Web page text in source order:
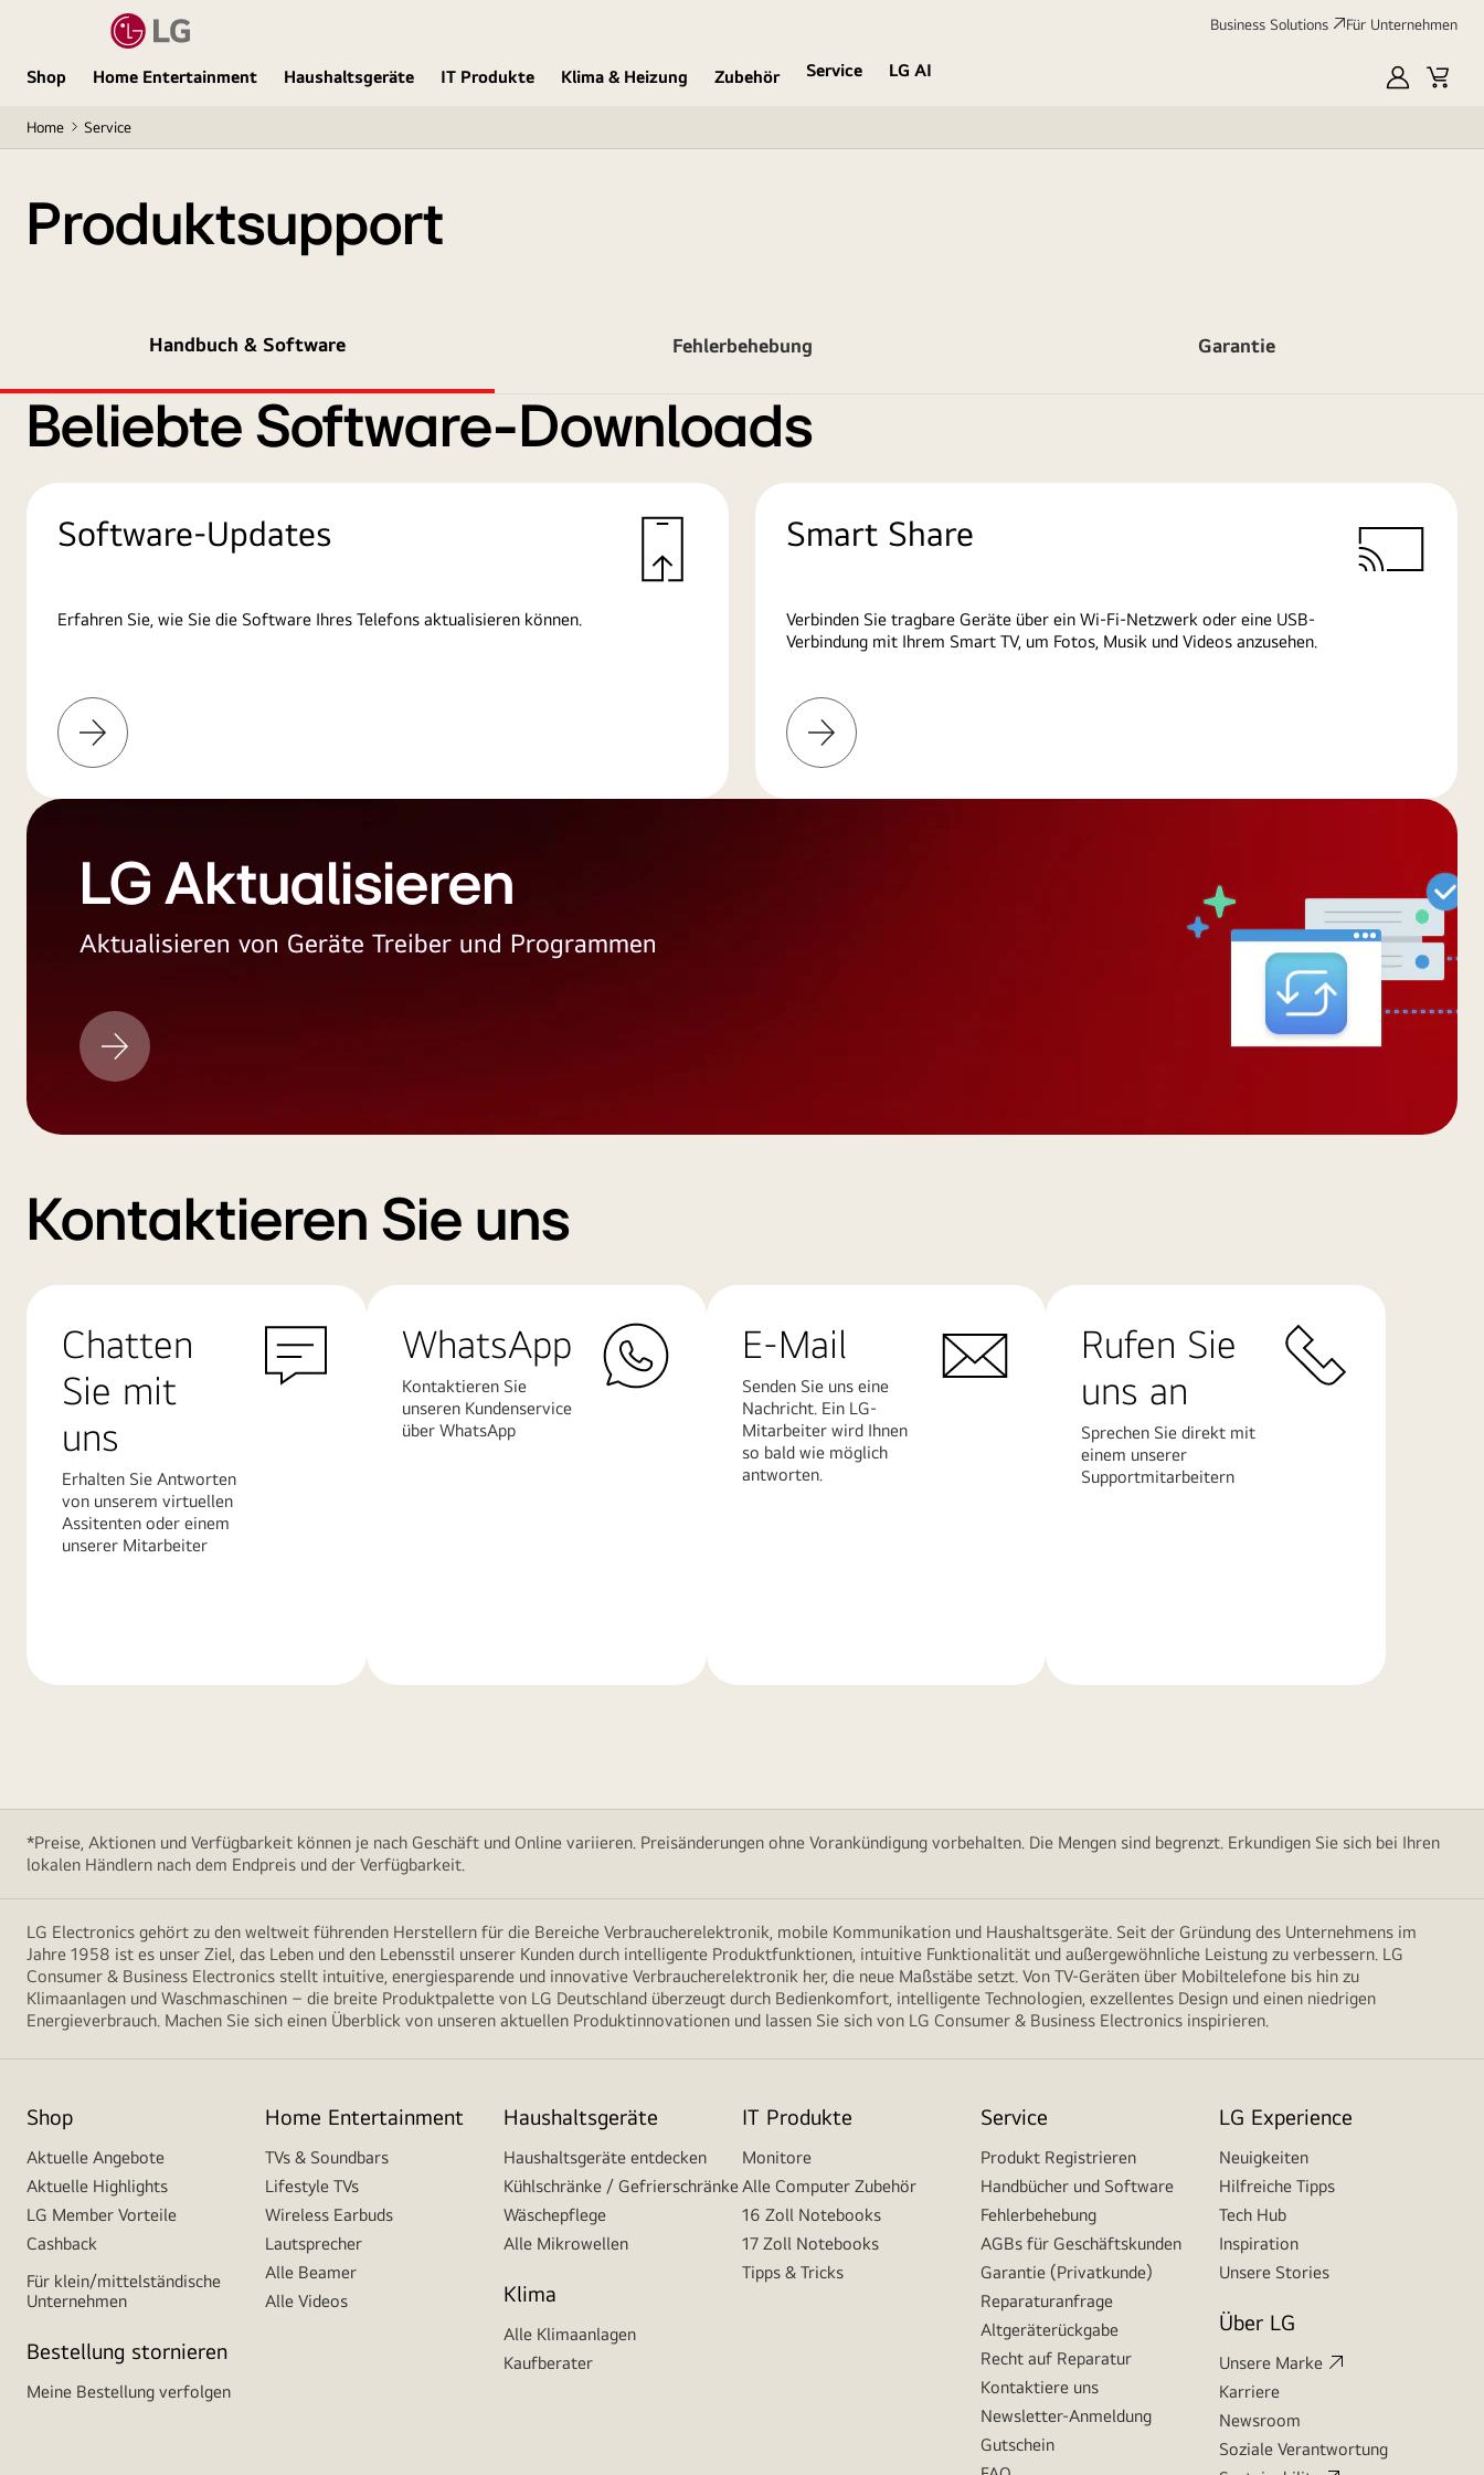
Business Solutions Für Unternehmen
Shop Home Entertainment Haushaltsgeräte IT Produkte Klima & Heizung Zubehör Service
LG AI
MyLGCart
Home Service
Produktsupport
Handbuch & Software Fehlerbehebung Garantie
Beliebte Software-Downloads
Software-Updates
Erfahren Sie, wie Sie die Software Ihres Telefons aktualisieren können.
Weitere
Informationen
Smart Share
Verbinden Sie tragbare Geräte über ein Wi-Fi-Netzwerk oder eine USB-
Verbindung mit Ihrem Smart TV, um Fotos, Musik und Videos anzusehen.
Weitere
Informationen
LG Aktualisieren
Aktualisieren von Geräte Treiber und Programmen
LG
Aktualisieren
Kontaktieren Sie uns
Chatten
Sie mit
uns
Erhalten Sie Antworten
von unserem virtuellen
Assitenten oder einem
unserer Mitarbeiter
WhatsApp
Kontaktieren Sie
unseren Kundenservice
über WhatsApp
E-Mail
Senden Sie uns eine
Nachricht. Ein LG-
Mitarbeiter wird Ihnen
so bald wie möglich
antworten.
Rufen Sie
uns an
Sprechen Sie direkt mit
einem unserer
Supportmitarbeitern
*Preise, Aktionen und Verfügbarkeit können je nach Geschäft und Online variieren. Preisänderungen ohne Vorankündigung vorbehalten. Die Mengen sind begrenzt. Erkundigen Sie sich bei Ihren
lokalen Händlern nach dem Endpreis und der Verfügbarkeit.
LG Electronics gehört zu den weltweit führenden Herstellern für die Bereiche Verbraucherelektronik, mobile Kommunikation und Haushaltsgeräte. Seit der Gründung des Unternehmens im
Jahre 1958 ist es unser Ziel, das Leben und den Lebensstil unserer Kunden durch intelligente Produktfunktionen, intuitive Funktionalität und außergewöhnliche Leistung zu verbessern. LG
Consumer & Business Electronics stellt intuitive, energiesparende und innovative Verbraucherelektronik her, die neue Maßstäbe setzt. Von TV-Geräten über Mobiltelefone bis hin zu
Klimaanlagen und Waschmaschinen – die breite Produktpalette von LG Deutschland überzeugt durch Bedienkomfort, intelligente Technologien, exzellentes Design und einen niedrigen
Energieverbrauch. Machen Sie sich einen Überblick von unseren aktuellen Produktinnovationen und lassen Sie sich von LG Consumer & Business Electronics inspirieren.
Shop
Aktuelle Angebote
Aktuelle Highlights
LG Member Vorteile
Cashback
Für klein/mittelständische
Unternehmen
Bestellung stornieren
Meine Bestellung verfolgen
Home Entertainment
TVs & Soundbars
Lifestyle TVs
Wireless Earbuds
Lautsprecher
Alle Beamer
Alle Videos
Haushaltsgeräte
Haushaltsgeräte entdecken
Kühlschränke / Gefrierschränke
Wäschepflege
Alle Mikrowellen
Klima
Alle Klimaanlagen
Kaufberater
IT Produkte
Monitore
Alle Computer Zubehör
16 Zoll Notebooks
17 Zoll Notebooks
Tipps & Tricks
Service
Produkt Registrieren
Handbücher und Software
Fehlerbehebung
AGBs für Geschäftskunden
Garantie (Privatkunde)
Reparaturanfrage
Altgeräterückgabe
Recht auf Reparatur
Kontaktiere uns
Newsletter-Anmeldung
Gutschein
LG Experience
Neuigkeiten
Hilfreiche Tipps
Tech Hub
Inspiration
Unsere Stories
Über LG
Unsere Marke
Karriere
Newsroom
Soziale Verantwortung